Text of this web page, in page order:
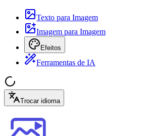
Texto para Imagem
Imagem para Imagem
Efeitos
Ferramentas de IA
Trocar idioma